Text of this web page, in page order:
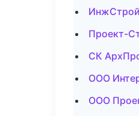
Проект-
СК
ООО
ООО